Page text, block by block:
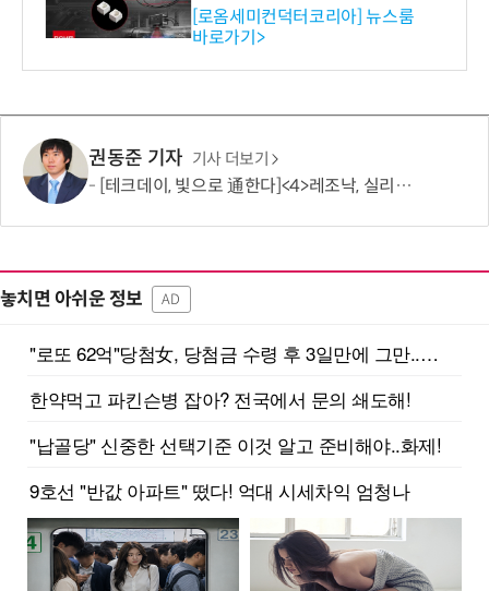
스 개발
[로옴세미컨덕터코리아] 뉴스룸
바로가기>
권동준 기자 기사 더보기
[테크데이, 빛으로 通한다]<4>레조낙, 실리콘 포토닉스 위한 광·전 융합 기술 집중 분석
놓치면 아쉬운 정보 AD